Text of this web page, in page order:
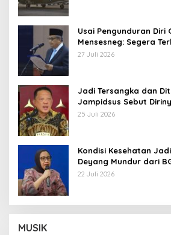
Usai Pengunduran Diri
Mensesneg: Segera
Pemberhentian
27 Juli 2026
Jadi Tersangka dan
Jampidsus Sebut
Kriminalisasi
25 Juli 2026
Kondisi Kesehatan
Deyang Mundur dari
Wamentan Sudaryono
22 Juli 2026
MUSIK